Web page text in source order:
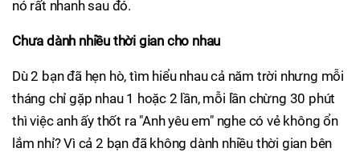
nó rất nhanh sau đó.
Chưa dành nhiều thời gian cho nhau
Dù 2 bạn đã hẹn hò, tìm hiểu nhau cả năm trời nhưng mỗi
tháng chỉ gặp nhau 1 hoặc 2 lần, mỗi lần chừng 30 phút
thì việc anh ấy thốt ra "Anh yêu em" nghe có vẻ không ổn
lắm nhỉ? Vì cả 2 bạn đã không dành nhiều thời gian bên